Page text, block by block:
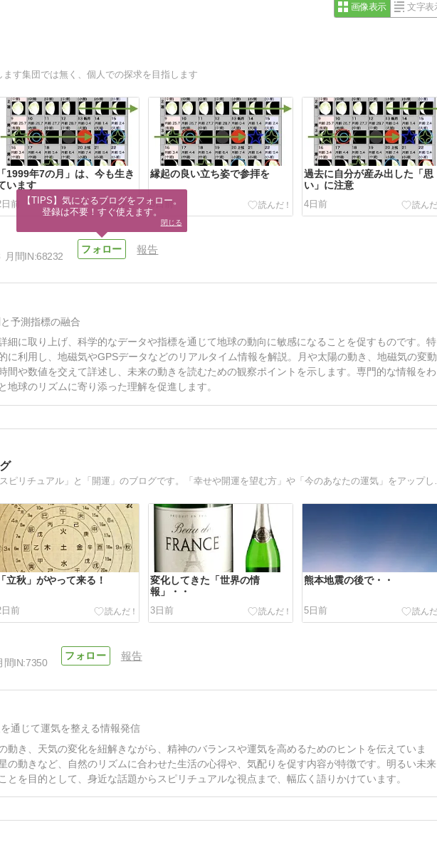
画像表示 文字表
す集団では無く、個人での探求を目指します
「1999年7の月」は、今も生き
います
前
縁起の良い立ち姿で参拝を
3日前
過去に自分が産み出した「思
い」に注意
4日前
月間IN:68232
報告
予測指標の融合
細に取り上げ、科学的なデータや指標を通じて地球の動向に敏感になることを促すものです。特
に利用し、地磁気やGPSデータなどのリアルタイム情報を解説。月や太陽の動き、地磁気の変動
間や数値を交えて詳述し、未来の動きを読むための観察ポイントを示します。専門的な情報をわ
球のリズムに寄り添った理解を促進します。
3億２千万アクセスを越えた
「立秋」がやって来る！
日前
変化してきた「世界の情
報」・・
3日前
熊本地震の後で・・
5日前
間IN:7350
報告
通じて運気を整える情報発信
動き、天気の変化を紐解きながら、精神のバランスや運気を高めるためのヒントを伝えていま
の動きなど、自然のリズムに合わせた生活の心得や、気配りを促す内容が特徴です。明るい未来
とを目的として、身近な話題からスピリチュアルな視点まで、幅広く語りかけています。
【TIPS】気になるブログをフォロー。
登録は不要！すぐ使えます。
閉じる